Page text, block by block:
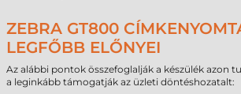
ZEBRA GT800
LEGFŐBB ELŐNYEI
Az alábbi pontok összefoglalják a készülék azon
a leginkább támogatják az üzleti döntéshozatalt: